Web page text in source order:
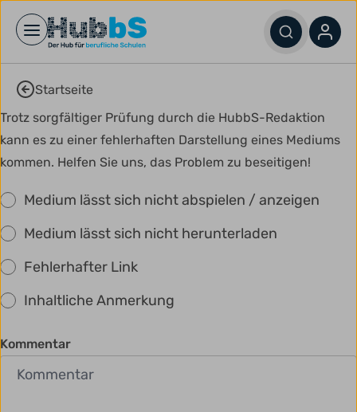
Open main menu
Startseite
Trotz sorgfältiger Prüfung durch die HubbS-Redaktion
kann es zu einer fehlerhaften Darstellung eines Mediums
kommen. Helfen Sie uns, das Problem zu beseitigen!
Medium lässt sich nicht abspielen / anzeigen
Medium lässt sich nicht herunterladen
Fehlerhafter Link
Inhaltliche Anmerkung
Kommentar